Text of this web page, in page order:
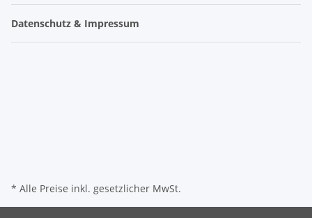
Datenschutz & Impressum
* Alle Preise inkl. gesetzlicher MwSt.